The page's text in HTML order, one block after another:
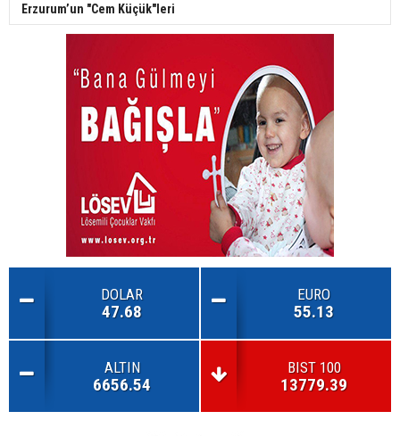
Erzurum’un "Cem Küçük"leri
DOLAR
47.68
EURO
55.13
ALTIN
6656.54
BIST 100
13779.39